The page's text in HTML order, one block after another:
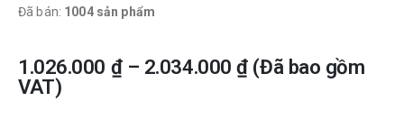
Đã bán: 1004 sản phẩm
1.026.000 ₫– 2.034.000₫(Đã bao gồm
VAT)